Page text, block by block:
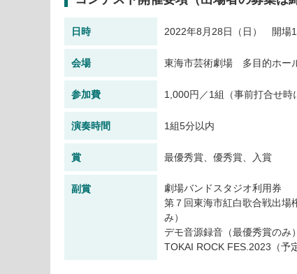
日時 2022年8月28日（日） 開
会場 東海市芸術劇場 多目的ホー
参加費 1,000円／1組（事前打合せ時
演奏時間 1組5分以内
賞 最優秀賞、優秀賞、入賞
副賞
劇場バンドスタジオ利用券
第７回東海市紅白歌合戦出場
み）
デモ音源録音（最優秀賞のみ）
TOKAI ROCK FES.2023（予